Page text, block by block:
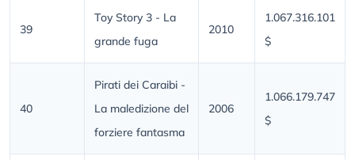
39
Toy Story 3 - La
grande fuga
2010
1.067.316.101
$
40
Pirati dei Caraibi -
La maledizione del
forziere fantasma
2006
1.066.179.747
$